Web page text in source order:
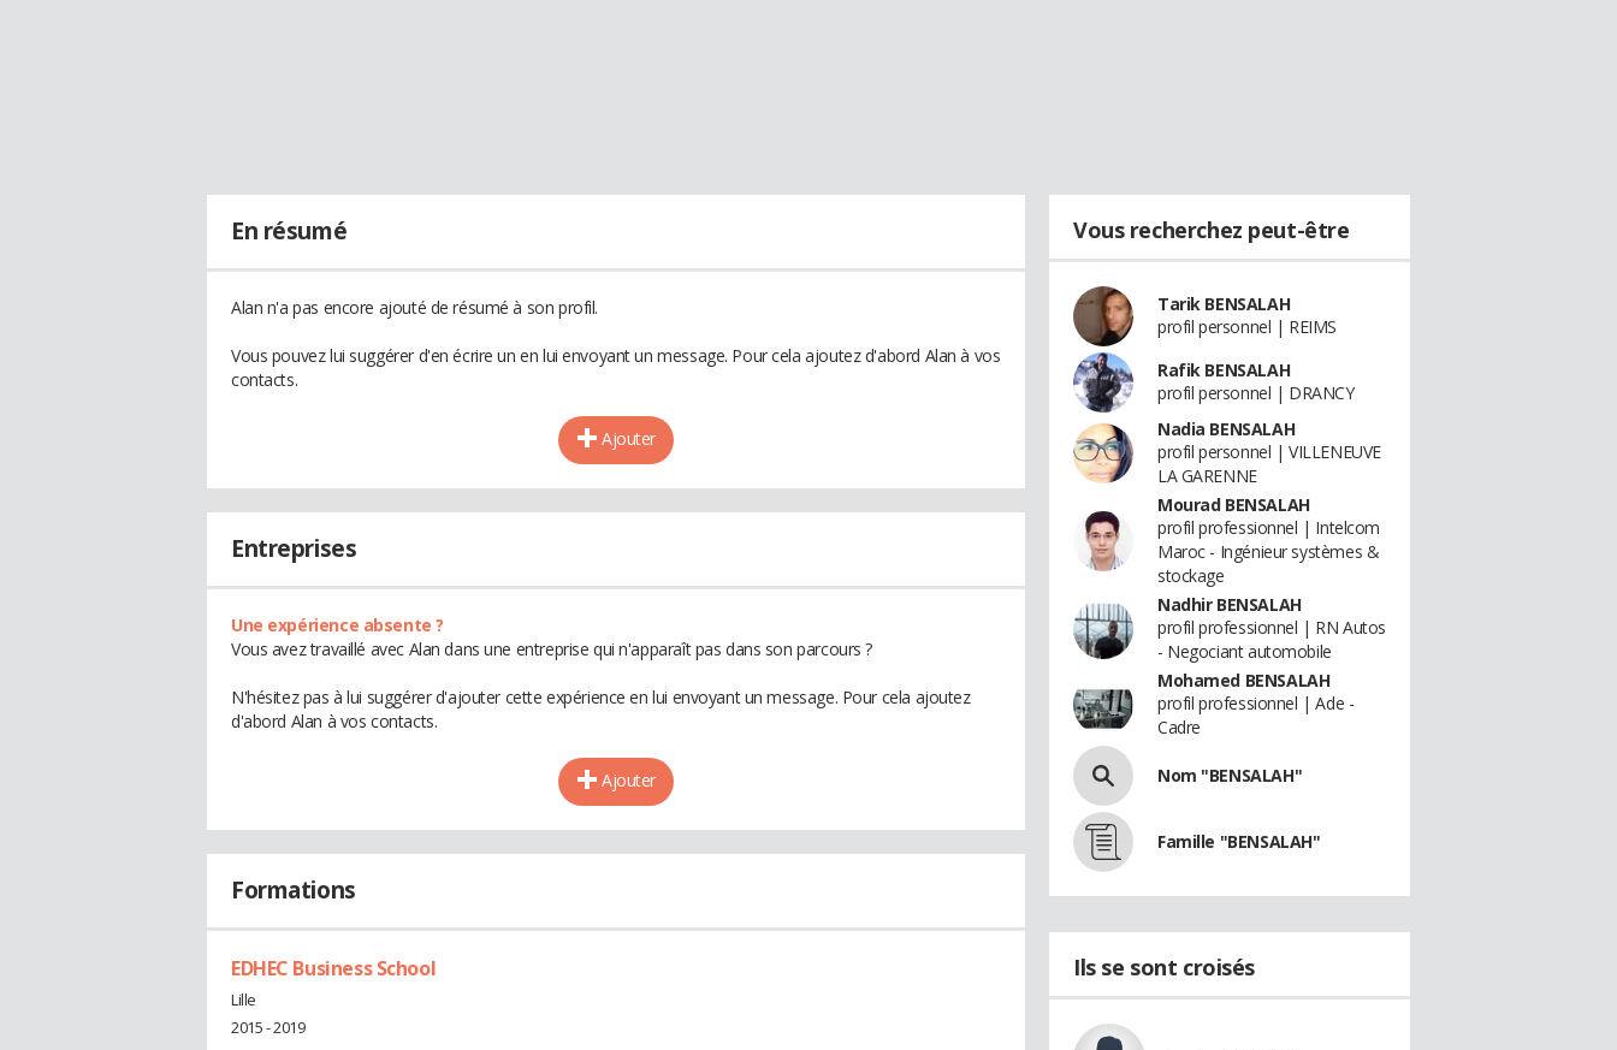
En résumé
Alan n'a pas encore ajouté de résumé à son profil.
Vous pouvez lui suggérer d'en écrire un en lui envoyant un message. Pour cela ajoutez d'abord Alan à vos
contacts.
Ajouter
Entreprises
Une expérience absente ?
Vous avez travaillé avec Alan dans une entreprise qui n'apparaît pas dans son parcours ?
N'hésitez pas à lui suggérer d'ajouter cette expérience en lui envoyant un message. Pour cela ajoutez
d'abord Alan à vos contacts.
Ajouter
Formations
EDHEC Business School
Lille
2015 - 2019
Vous recherchez peut-être
Tarik BENSALAH
profil personnel | REIMS
Rafik BENSALAH
profil personnel | DRANCY
Nadia BENSALAH
profil personnel | VILLENEUVE
LA GARENNE
Mourad BENSALAH
profil professionnel | Intelcom
Maroc - Ingénieur systèmes &
stockage
Nadhir BENSALAH
profil professionnel | RN Autos
- Negociant automobile
Mohamed BENSALAH
profil professionnel | Ade -
Cadre
Nom "BENSALAH"
Famille "BENSALAH"
Ils se sont croisés